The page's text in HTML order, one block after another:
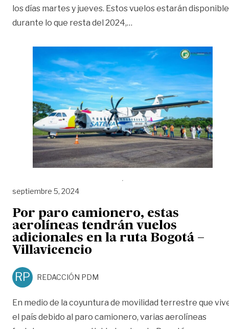
los días martes y jueves. Estos vuelos estarán
durante lo que resta del 2024,…
septiembre 5, 2024
Por paro camionero, estas
aerolíneas tendrán vuelos
adicionales en la ruta Bogotá –
Villavicencio
RP REDACCIÓN PDM
En medio de la coyuntura de movilidad terrestre que
el país debido al paro camionero, varias aerolíneas